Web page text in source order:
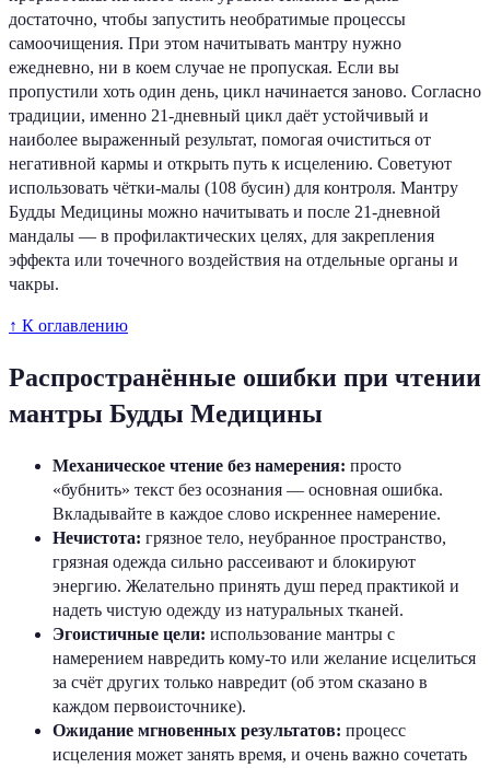
достаточно, чтобы запустить необратимые процессы
самоочищения. При этом начитывать мантру нужно
ежедневно, ни в коем случае не пропуская. Если вы
пропустили хоть один день, цикл начинается заново. Согласно
традиции, именно 21-дневный цикл даёт устойчивый и
наиболее выраженный результат, помогая очиститься от
негативной кармы и открыть путь к исцелению. Советуют
использовать чётки-малы (108 бусин) для контроля. Мантру
Будды Медицины можно начитывать и после 21-дневной
мандалы — в профилактических целях, для закрепления
эффекта или точечного воздействия на отдельные органы и
чакры.
↑ К оглавлению
Распространённые ошибки при чтении
мантры Будды Медицины
Механическое чтение без намерения: просто
«бубнить» текст без осознания — основная ошибка.
Вкладывайте в каждое слово искреннее намерение.
Нечистота: грязное тело, неубранное пространство,
грязная одежда сильно рассеивают и блокируют
энергию. Желательно принять душ перед практикой и
надеть чистую одежду из натуральных тканей.
Эгоистичные цели: использование мантры с
намерением навредить кому-то или желание исцелиться
за счёт других только навредит (об этом сказано в
каждом первоисточнике).
Ожидание мгновенных результатов: процесс
исцеления может занять время, и очень важно сочетать